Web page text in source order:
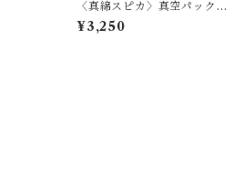
〈真綿スピカ〉真空パック
米 パレード
¥3,250